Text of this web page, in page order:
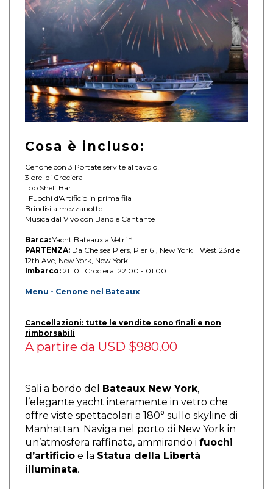
Cosa è incluso:
Cenone con 3 Portate servite al tavolo!
3 ore di Crociera
Top Shelf Bar
I Fuochi d'Artificio in prima fila
Brindisi a mezzanotte
Musica dal Vivo con Band e Cantante
Barca: Yacht Bateaux a Vetri *
PARTENZA: Da Chelsea Piers, Pier 61, New York | West 23rd e
12th Ave, New York, New York
Imbarco: 21:10 | Crociera: 22:00 - 01:00
Menu - Cenone nel Bateaux
Cancellazioni: tutte le vendite sono finali e non
rimborsabili
A partire da USD $980.00
Sali a bordo del Bateaux New York,
l’elegante yacht interamente in vetro che
offre viste spettacolari a 180° sullo skyline di
Manhattan. Naviga nel porto di New York in
un’atmosfera raffinata, ammirando i fuochi
d’artificio e la Statua della Libertà
illuminata.